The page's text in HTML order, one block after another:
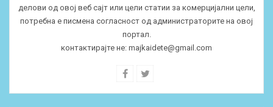
делови од овој веб сајт или цели статии за комерцијални цели,
потребна е писмена согласност од администраторите на овој
портал.
контактирајте не: majkaidete@gmail.com